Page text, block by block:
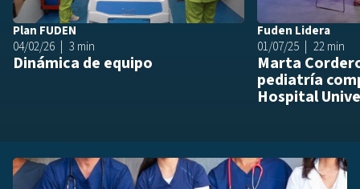
Plan FUDEN
04/02/26
3 min
Dinámica de equipo
Fuden Lidera
01/07/25
22 min
Marta
pediatría
Hospital